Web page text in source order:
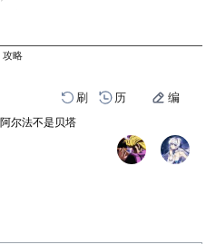
攻略
刷 历 编
阿尔法不是贝塔